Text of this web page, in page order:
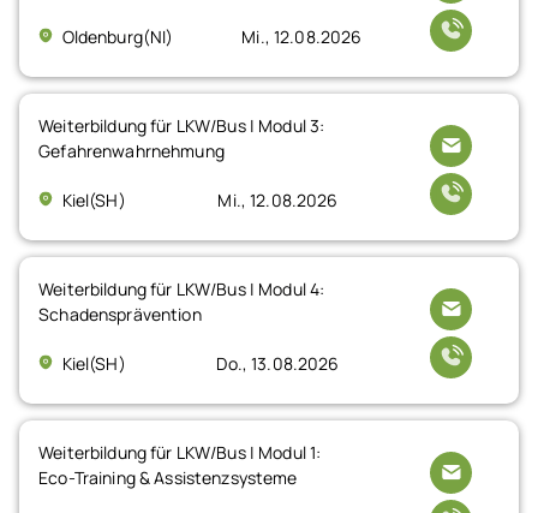
Oldenburg(NI) Mi., 12.08.2026
Weiterbildung für LKW/Bus | Modul 3:
Gefahrenwahrnehmung
Kiel(SH) Mi., 12.08.2026
Weiterbildung für LKW/Bus | Modul 4:
Schadensprävention
Kiel(SH) Do., 13.08.2026
Weiterbildung für LKW/Bus | Modul 1:
Eco-Training & Assistenzsysteme